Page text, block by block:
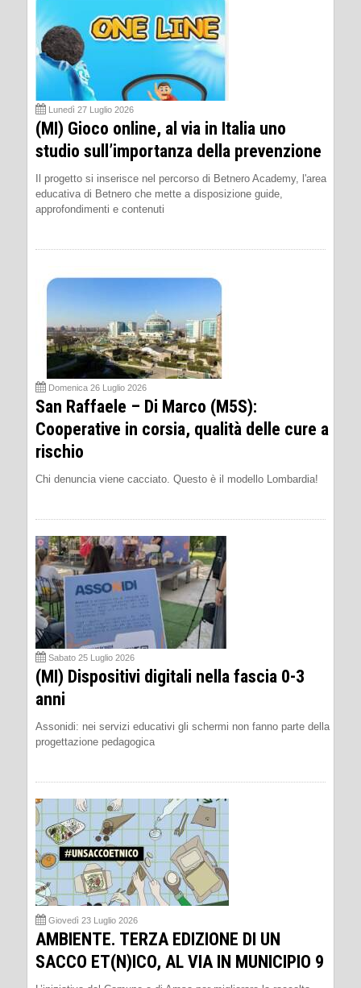
Lunedì 27 Luglio 2026
(MI) Gioco online, al via in Italia uno
studio sull’importanza della prevenzione
Il progetto si inserisce nel percorso di Betnero Academy, l'area
educativa di Betnero che mette a disposizione guide,
approfondimenti e contenuti
Domenica 26 Luglio 2026
San Raffaele – Di Marco (M5S):
Cooperative in corsia, qualità delle cure a
rischio
Chi denuncia viene cacciato. Questo è il modello Lombardia!
Sabato 25 Luglio 2026
(MI) Dispositivi digitali nella fascia 0-3
anni
Assonidi: nei servizi educativi gli schermi non fanno parte della
progettazione pedagogica
Giovedì 23 Luglio 2026
AMBIENTE. TERZA EDIZIONE DI UN
SACCO ET(N)ICO, AL VIA IN MUNICIPIO 9